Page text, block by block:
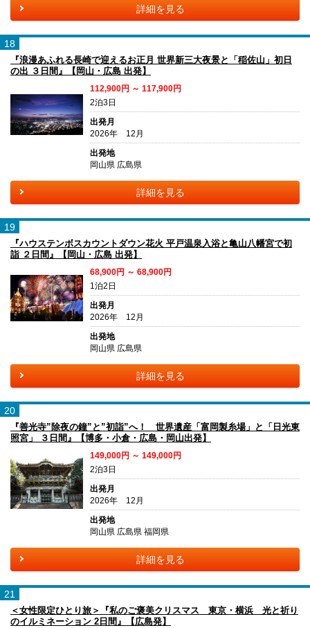
詳細を見る
18
『浪漫あふれる長崎で迎えるお正月 世界新三大夜景と「稲佐山」初日
の出 ３日間』【岡山・広島 出発】
112,900円 ～ 117,900円
2泊3日
出発月
2026年 12月
出発地
岡山県 広島県
詳細を見る
19
『ハウステンボスカウントダウン花火 平戸温泉入浴と亀山八幡宮で初
詣 ２日間』【岡山・広島 出発】
68,900円 ～ 68,900円
1泊2日
出発月
2026年 12月
出発地
岡山県 広島県
詳細を見る
20
『善光寺”除夜の鐘”と”初詣”へ！ 世界遺産「富岡製糸場」と「日光東
照宮」 ３日間』【博多・小倉・広島・岡山出発】
149,000円 ～ 149,000円
2泊3日
出発月
2026年 12月
出発地
岡山県 広島県 福岡県
詳細を見る
21
＜女性限定ひとり旅＞『私のご褒美クリスマス 東京・横浜 光と祈り
のイルミネーション 2日間』【広島発】